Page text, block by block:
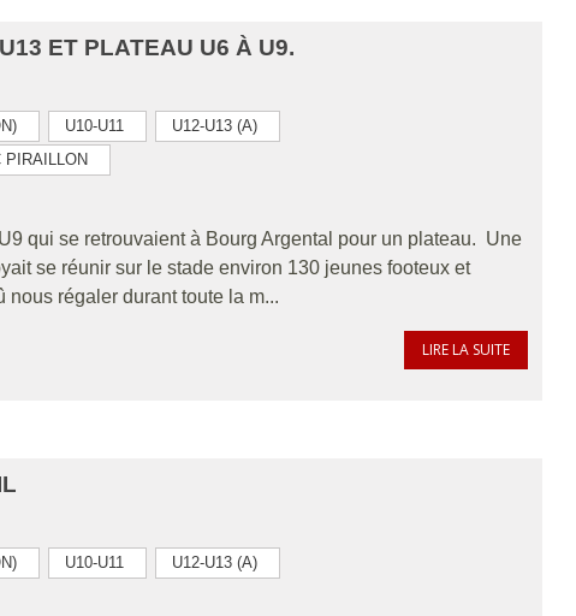
ET PLATEAU U6 À U9.
U10-U11
U12-U13 (A)
PIRAILLON
qui se retrouvaient à Bourg Argental pour un plateau. Une
se réunir sur le stade environ 130 jeunes footeux et
régaler durant toute la m...
LIRE LA SUITE
U10-U11 U12-U13 (A)